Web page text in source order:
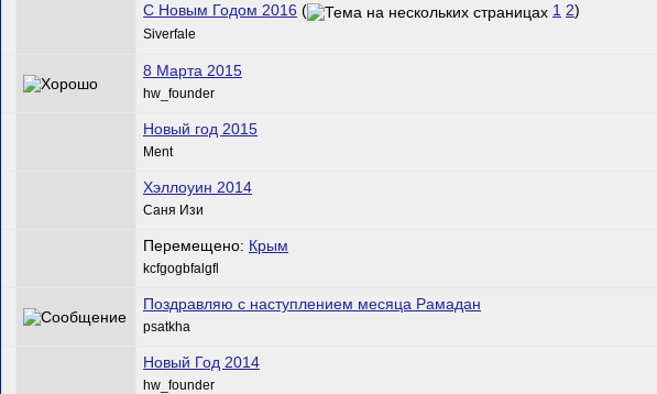
С Новым Годом 2016 ( 1 2)
Siverfale
8 Марта 2015
hw_founder
Новый год 2015
Ment
Хэллоуин 2014
Саня Изи
Перемещено: Крым
kcfgogbfalgfl
Поздравляю с наступлением месяца Рамадан
psatkha
Новый Год 2014
hw_founder